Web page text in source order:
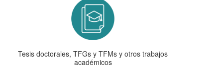
Tesis doctorales, TFGs y TFMs y otros trabajos
académicos